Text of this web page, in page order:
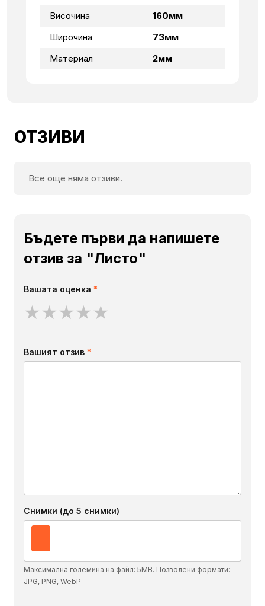
Височина
160мм
Широчина
73мм
Материал
2мм
ОТЗИВИ
Все още няма отзиви.
Бъдете първи да напишете
отзив за "Листо"
Вашата оценка *
★★★★★
Вашият отзив *
Снимки (до 5 снимки)
Максимална големина на файл: 5MB. Позволени формати:
JPG, PNG, WebP